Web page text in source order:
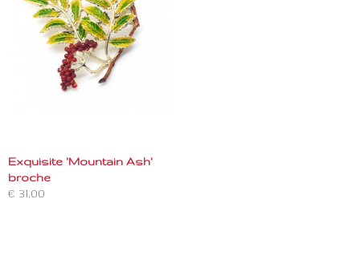
Exquisite 'Mountain Ash'
broche
€ 31,00